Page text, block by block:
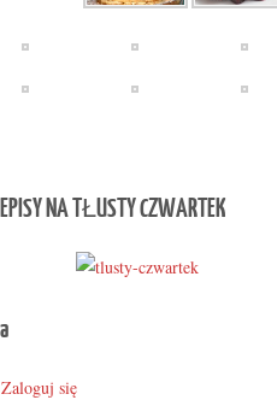
NA TŁUSTY CZWARTEK
Zaloguj się